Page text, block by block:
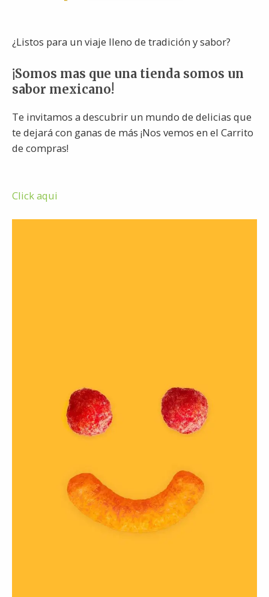
¿Listos para un viaje lleno de tradición y sabor?
¡Somos mas que una tienda somos un
sabor mexicano!
Te invitamos a descubrir un mundo de delicias que
te dejará con ganas de más ¡Nos vemos en el Carrito
de compras!
Click aqui